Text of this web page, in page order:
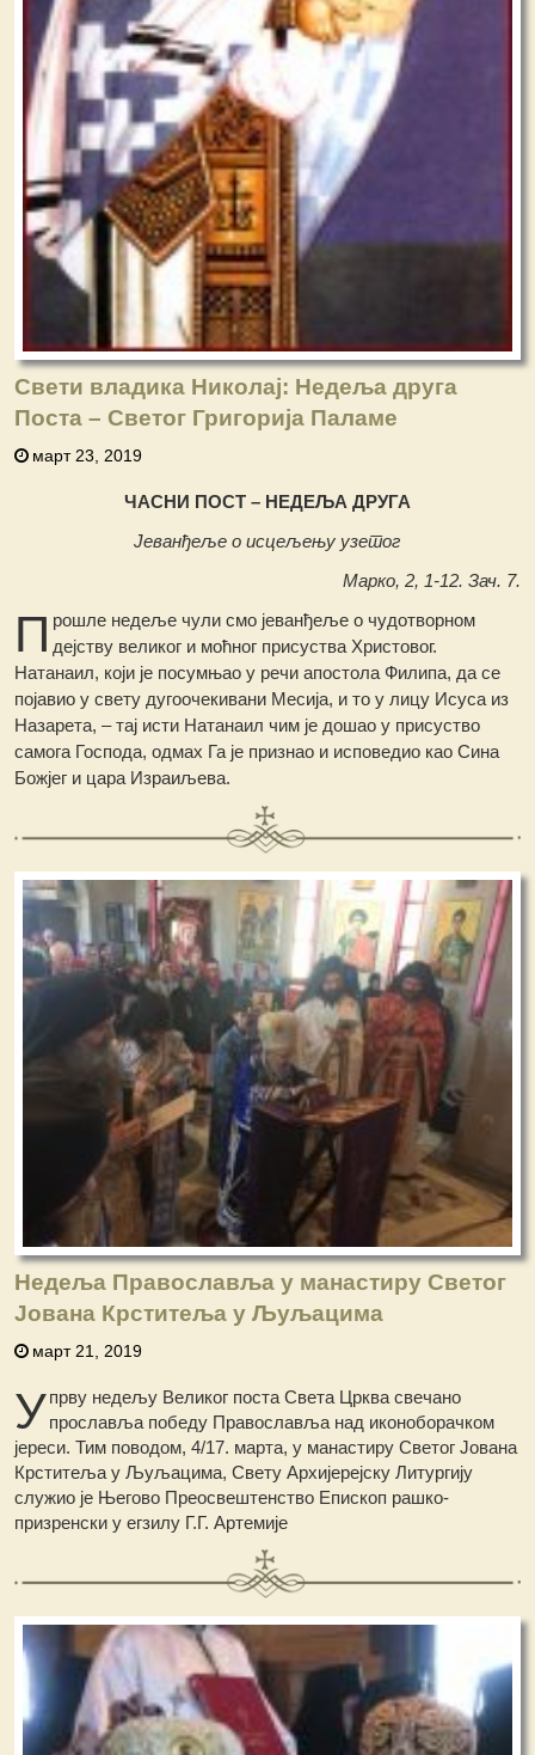
Свети владика Николај: Недеља друга
Поста – Светог Григорија Паламе
март 23, 2019
ЧАСНИ ПОСТ – НЕДЕЉА ДРУГА
Јеванђеље о исцељењу узетог
Марко, 2, 1-12. Зач. 7.
П рошле недеље чули смо јеванђеље о чудотворном
дејству великог и моћног присуства Христовог.
Натанаил, који је посумњао у речи апостола Филипа, да се
појавио у свету дугоочекивани Месија, и то у лицу Исуса из
Назарета, – тај исти Натанаил чим је дошао у присуство
самога Господа, одмах Га је признао и исповедио као Сина
Божјег и цара Израиљева.
Недеља Православља у манастиру Светог
Јована Крститеља у Љуљацима
март 21, 2019
Упрву недељу Великог поста Света Црква свечано
прославља победу Православља над иконоборачком
јереси. Тим поводом, 4/17. марта, у манастиру Светог Јована
Крститеља у Љуљацима, Свету Архијерејску Литургију
служио је Његово Преосвештенство Епископ рашко-
призренски у егзилу Г.Г. Артемије